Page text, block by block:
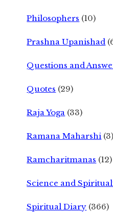
Philosophers (10)
Prashna Upanishad
Questions and
Quotes (29)
Raja Yoga (33)
Ramana Maharshi (3)
Ramcharitmanas (12)
Science and
Spiritual Diary (366)